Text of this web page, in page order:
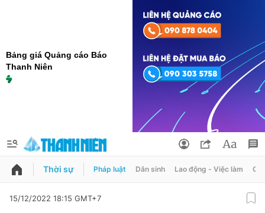
Bảng giá Quảng cáo Báo
Thanh Niên
QUẢNG CÁO
Thời sự Pháp luật Dân sinh Lao động - Việc làm
15/12/2022 18:15 GMT+7